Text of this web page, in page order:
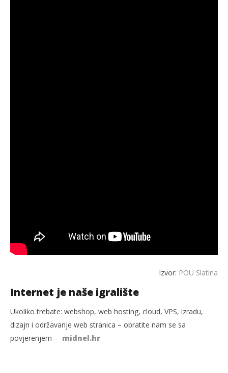
Izvor: POU Slatina
Internet je naše igralište
Ukoliko trebate: webshop, web hosting, cloud, VPS, izradu,
dizajn i održavanje web stranica – obratite nam se sa
povjerenjem – midnel.hr